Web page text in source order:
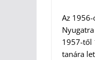
Az
1957-től
tanára